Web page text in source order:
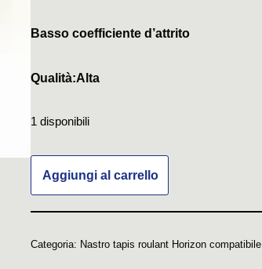
Basso coefficiente d’attrito
Qualità:Alta
1 disponibili
Aggiungi al carrello
Categoria: Nastro tapis roulant Horizon compatibile